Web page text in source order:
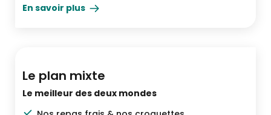
En savoir plus
Pratique & varié
Le plan mixte
Le meilleur des deux mondes